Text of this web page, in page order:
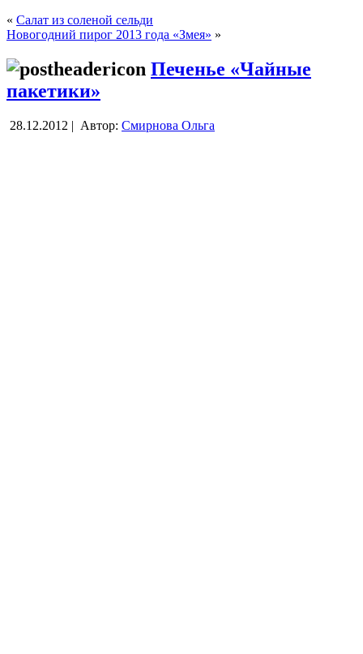
« Салат из соленой сельди
Новогодний пирог 2013 года «Змея» »
Печенье «Чайные
пакетики»
28.12.2012 | Автор: Смирнова Ольга